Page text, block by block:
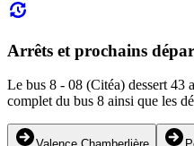
Arrêts et prochains
Le bus 8 - 08 (Citéa) dessert 43
complet du bus 8 ainsi que les